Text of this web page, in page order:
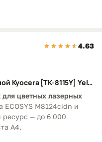
4.63
Картридж лазерный совм. цветной Kyocera [TK-8115Y] Yellow
цветных лазерных
ECOSYS M8124cidn и
ресурс — до 6 000
A4.